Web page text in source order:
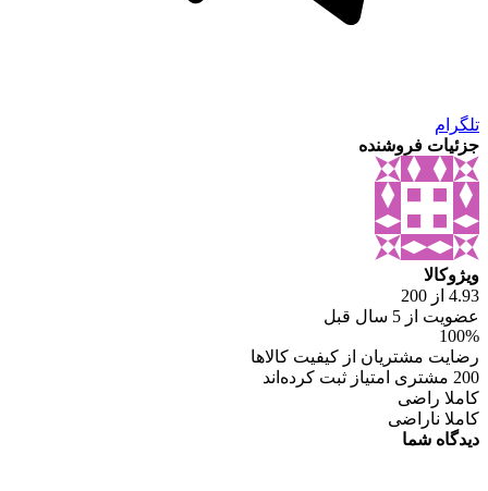
تلگرام
جزئیات فروشنده
ویژوکالا
4.93 از 200
عضویت از 5 سال قبل
100%
رضایت مشتریان از کیفیت کالاها
200 مشتری امتیاز ثبت کرده‌اند
کاملا راضی
کاملا ناراضی
دیدگاه شما